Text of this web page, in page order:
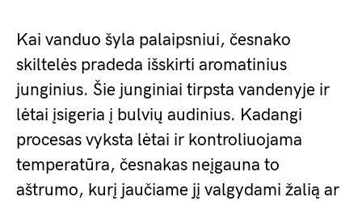
Kai vanduo šyla palaipsniui, česnako
skiltelės pradeda išskirti aromatinius
junginius. Šie junginiai tirpsta vandenyje ir
lėtai įsigeria į bulvių audinius. Kadangi
procesas vyksta lėtai ir kontroliuojama
temperatūra, česnakas neįgauna to
aštrumo, kurį jaučiame jį valgydami žalią ar